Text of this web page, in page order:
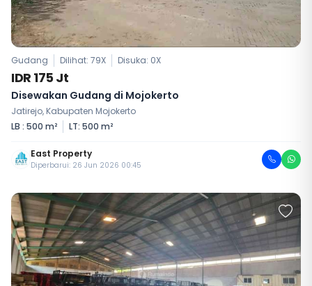
Gudang Dilihat: 79X Disuka: 0X
IDR 175 Jt
Disewakan Gudang di Mojokerto
Jatirejo, Kabupaten Mojokerto
LB : 500 m²
LT: 500 m²
East Property
Diperbarui: 26 Jun 2026 00:45